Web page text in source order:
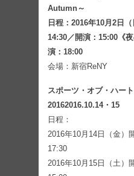
Autumn～
日程：2016年10月2日
14:30／開演：15:00《
演：18:00
会場：新宿ReNY
スポーツ・オブ・ハー
20162016.10.14・15
日程：
2016年10月14日（金）
17:30
2016年10月15日（土）